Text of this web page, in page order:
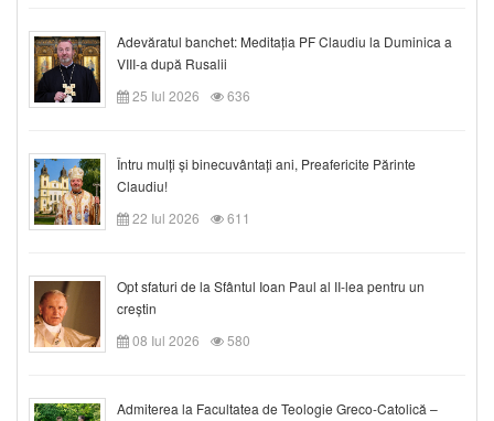
Adevăratul banchet: Meditația PF Claudiu la Duminica a
VIII-a după Rusalii
25 Iul 2026
636
Întru mulți și binecuvântați ani, Preafericite Părinte
Claudiu!
22 Iul 2026
611
Opt sfaturi de la Sfântul Ioan Paul al II-lea pentru un
creștin
08 Iul 2026
580
Admiterea la Facultatea de Teologie Greco-Catolică –